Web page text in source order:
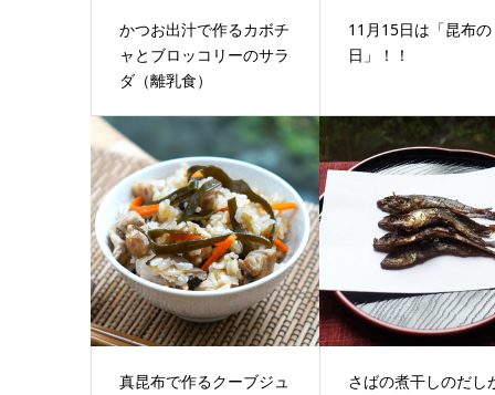
かつお出汁で作るカボチ
ャとブロッコリーのサラ
ダ（離乳食）
11月15日は「昆布の
日」！！
真昆布で作るクーブジュ
さばの煮干しのだし